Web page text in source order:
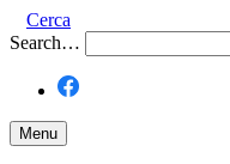
Cerca
Search…
Menu